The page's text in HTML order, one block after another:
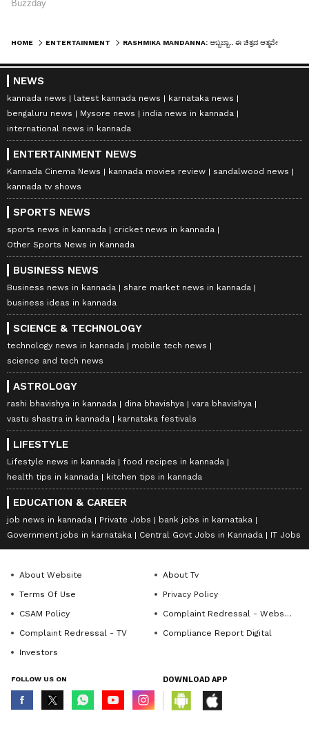
HOME ENTERTAINMENT
NEWS
kannada news latest kannada news
karnataka news
bengaluru news
Mysore news
india news in kannada
international news in kannada
ENTERTAINMENT NEWS
Kannada Cinema News kannada movies review
sandalwood news
kannada tv shows
SPORTS NEWS
sports news in kannada
cricket news in kannada
Other Sports News in Kannada
BUSINESS NEWS
Business news in kannada
share market news in kannada
business ideas in kannada
SCIENCE & TECHNOLOGY
technology news in kannada
mobile tech news
science and tech news
ASTROLOGY
rashi bhavishya in kannada dina bhavishya
vara bhavishya
vastu shastra in kannada
karnataka festivals
LIFESTYLE
Lifestyle news in kannada
food recipes in kannada
health tips in kannada
kitchen tips in kannada
EDUCATION & CAREER
job news in kannada Private Jobs
bank jobs in karnataka
Government jobs in karnataka
Central Govt Jobs in Kannada IT Jobs
About Website
About Tv
Terms Of Use
Privacy Policy
CSAM Policy
Complaint Redressal - Website
Complaint Redressal - TV
Compliance Report Digital
Investors
FOLLOW US ON DOWNLOAD APP